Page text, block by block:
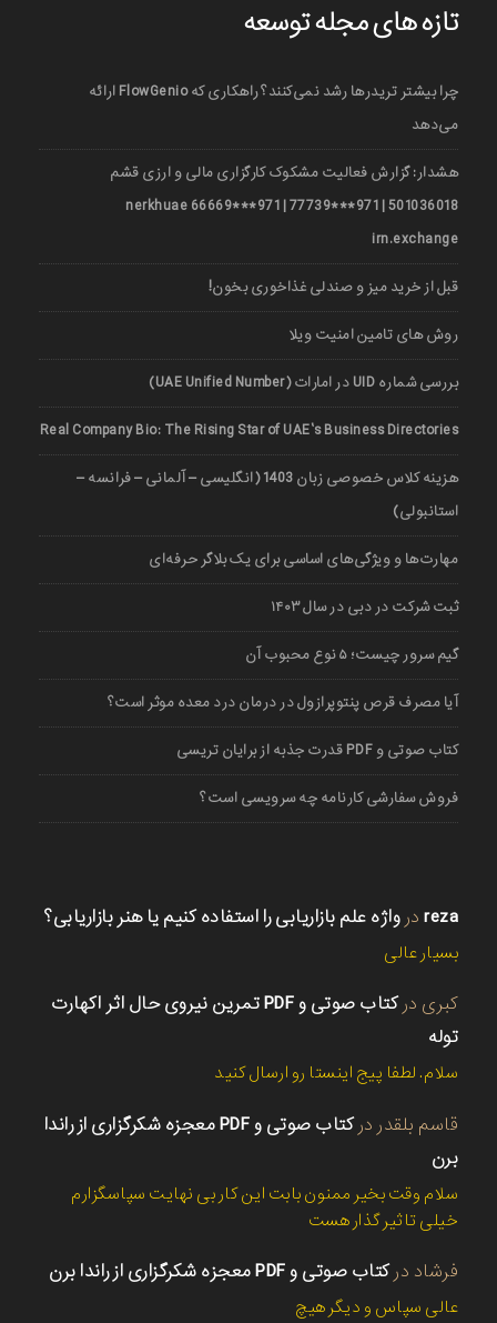
تازه های مجله توسعه
چرا بیشتر تریدرها رشد نمی‌کنند؟ راهکاری که FlowGenio ارائه
می‌دهد
هشدار: گزارش فعالیت مشکوک کارگزاری مالی و ارزی قشم
501036018 | 971***77739 | 971***66669 nerkhuae
irn.exchange
قبل از خرید میز و صندلی غذاخوری بخون!
روش های تامین امنیت ویلا
بررسی شماره UID در امارات (UAE Unified Number)
Real Company Bio: The Rising Star of UAE’s Business Directories
هزینه کلاس خصوصی زبان 1403 (انگلیسی – آلمانی – فرانسه –
استانبولی)
مهارت‌ها و ویژگی‌های اساسی برای یک بلاگر حرفه‌ای
ثبت شرکت در دبی در سال ۱۴۰۳
گیم سرور چیست؛ ۵ نوع محبوب آن
آیا مصرف قرص پنتوپرازول در درمان درد معده موثر است؟
کتاب صوتی و PDF قدرت جذبه از برایان تریسی
فروش سفارشی کارنامه چه سرویسی است؟
reza در واژه علم بازاریابی را استفاده کنیم یا هنر بازاریابی؟
بسیار عالی
کبری در
کتاب صوتی و PDF تمرین نیروی حال اثر اکهارت
توله
سلام. لطفا پیج اینستا رو ارسال کنید
قاسم بلقدر در
کتاب صوتی و PDF معجزه شکرگزاری از راندا
برن
سلام وقت بخیر ممنون بابت این کار بی نهایت سپاسگزارم
خیلی تاثیر گذار هست
فرشاد درکتاب صوتی و PDF معجزه شکرگزاری از راندا برن
عالی سپاس و دیگر هیچ